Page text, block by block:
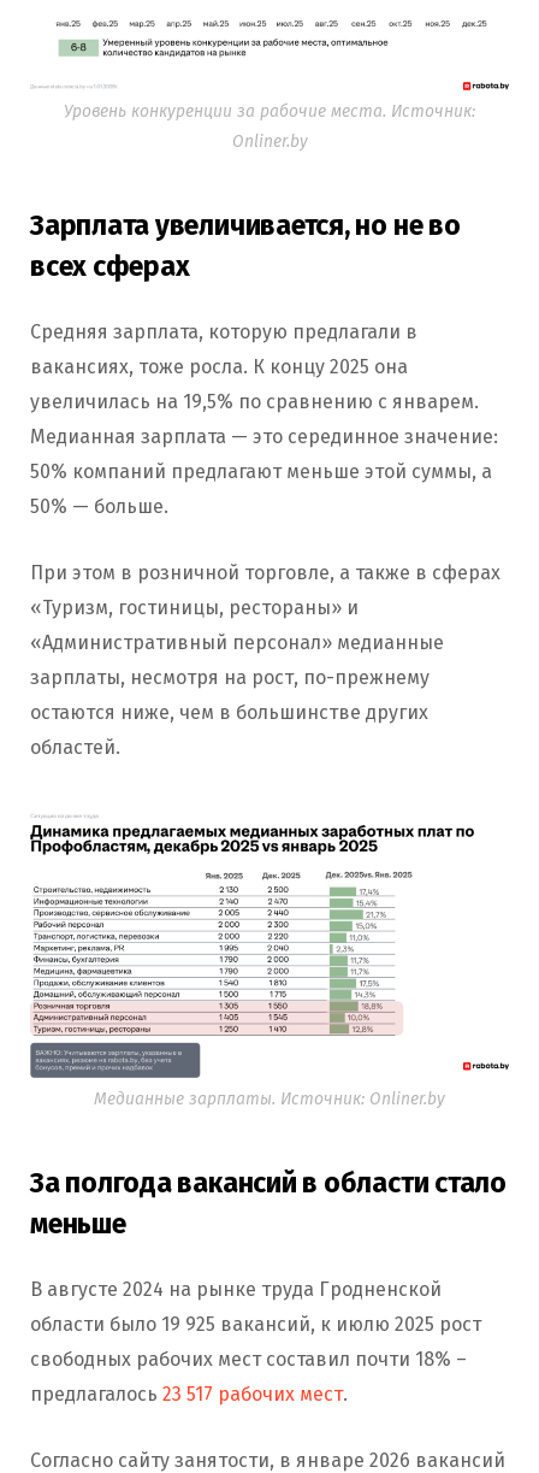
Уровень конкуренции за рабочие места. Источник:
Onliner.by
Зарплата увеличивается, но не во
всех сферах
Средняя зарплата, которую предлагали в
вакансиях, тоже росла. К концу 2025 она
увеличилась на 19,5% по сравнению с январем.
Медианная зарплата — это серединное значение:
50% компаний предлагают меньше этой суммы, а
50% — больше.
При этом в розничной торговле, а также в сферах
«Туризм, гостиницы, рестораны» и
«Административный персонал» медианные
зарплаты, несмотря на рост, по-прежнему
остаются ниже, чем в большинстве других
областей.
Медианные зарплаты. Источник: Onliner.by
За полгода вакансий в области стало
меньше
В августе 2024 на рынке труда Гродненской
области было 19 925 вакансий, к июлю 2025 рост
свободных рабочих мест составил почти 18% –
предлагалось 23 517 рабочих мест.
Согласно сайту занятости, в январе 2026 вакансий